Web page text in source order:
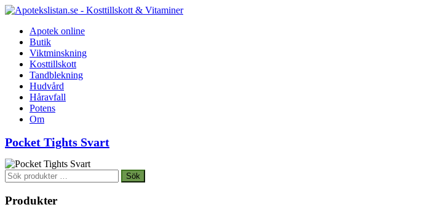
Apotek online
Butik
Viktminskning
Kosttillskott
Tandblekning
Hudvård
Håravfall
Potens
Om
Pocket Tights Svart
Sök
efter:
Sök
Produkter